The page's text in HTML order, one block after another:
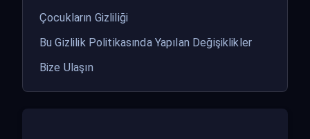
Çocukların Gizliliği
Bu Gizlilik Politikasında Yapılan Değişiklikler
Bize Ulaşın